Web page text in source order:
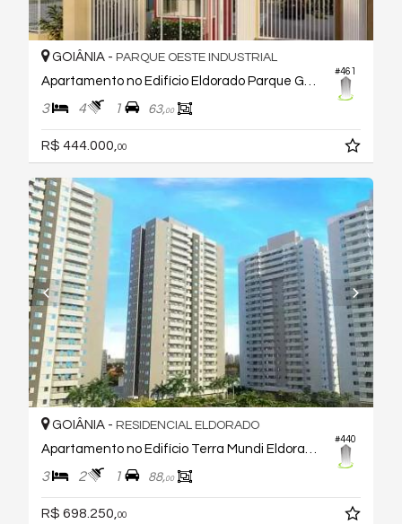
#461
GOIÂNIA - PARQUE OESTE INDUSTRIAL
Apartamento no Edifício Eldorado Parque Golden Gate
3 4 1 63,00
R$ 444.000,00
#440
GOIÂNIA - RESIDENCIAL ELDORADO
3 2 1 88,00
R$ 698.250, 00